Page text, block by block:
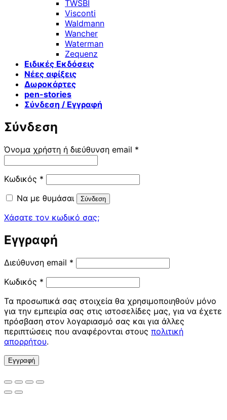
TWSBI
Visconti
Waldmann
Wancher
Waterman
Zequenz
Ειδικές Εκδόσεις
Νέες αφίξεις
Δωροκάρτες
pen-stories
Σύνδεση / Εγγραφή
Σύνδεση
Όνομα χρήστη ή διεύθυνση email *
Κωδικός * Απαιτείται
Να με θυμάσαι
Σύνδεση
Χάσατε τον κωδικό σας;
Εγγραφή
Διεύθυνση email * Απαιτείται
Κωδικός * Απαιτείται
Τα προσωπικά σας στοιχεία θα χρησιμοποιηθούν μόνο
για την εμπειρία σας στις ιστοσελίδες μας, για να έχετε
πρόσβαση στον λογαριασμό σας και για άλλες
περιπτώσεις που αναφέρονται στους πολιτική
απορρήτου.
Εγγραφή